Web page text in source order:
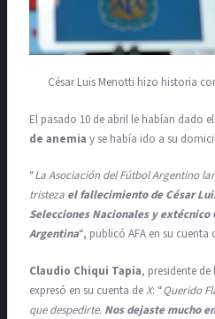
César Luis Menotti hizo historia
El pasado 10 de abril le habían dado
de anemia y se había ido a su
“La Asociación del Fútbol Argentino
tristeza el fallecimiento de César
Selecciones Nacionales y extécnico
Argentina“, publicó AFA en su cuenta
Claudio Chiqui Tapia, presidente
expresó en su cuenta deX: “Querido
que despedirte. Nos dejaste mucho